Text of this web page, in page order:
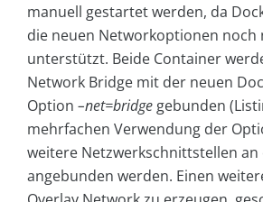
manuell gestartet werden, da
die neuen Networkoptionen noch
unterstützt. Beide Container
Network Bridge mit der neuen
Option –net=bridge gebunden
mehrfachen Verwendung der
weitere Netzwerkschnittstellen
angebunden werden. Einen